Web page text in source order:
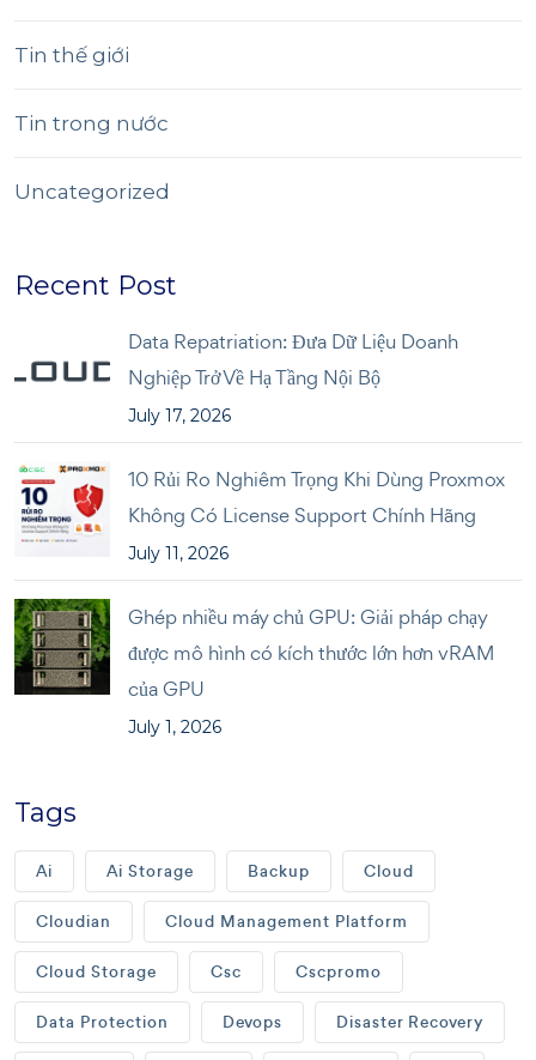
Tin thế giới
Tin trong nước
Uncategorized
Recent Post
Data Repatriation: Đưa Dữ Liệu Doanh
Nghiệp Trở Về Hạ Tầng Nội Bộ
July 17, 2026
10 Rủi Ro Nghiêm Trọng Khi Dùng Proxmox
Không Có License Support Chính Hãng
July 11, 2026
Ghép nhiều máy chủ GPU: Giải pháp chạy
được mô hình có kích thước lớn hơn vRAM
của GPU
July 1, 2026
Tags
Ai Ai Storage Backup Cloud
Cloudian Cloud Management Platform
Cloud Storage Csc Cscpromo
Data Protection Devops Disaster Recovery